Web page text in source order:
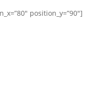
position_y=”90″]